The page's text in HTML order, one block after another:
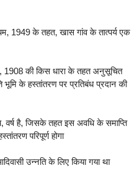
1949 के तहत, खास गांव के तात्पर्य एक
1908 की किस धारा के तहत अनुसूचित
भूमि के हस्तांतरण पर प्रतिबंध प्रदान की
है, जिसके तहत इस अवधि के समाप्ति
परिपूर्ण होगा
उन्नति के लिए किया गया था